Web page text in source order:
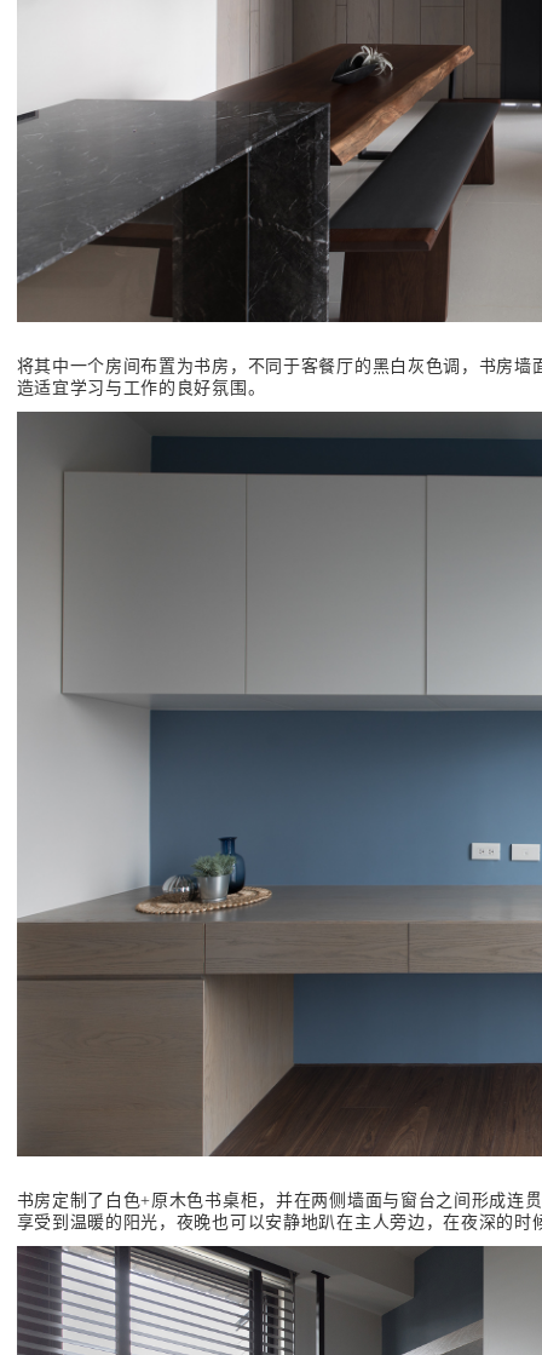
将其中一个房间布置为书房，不同于客餐厅的黑白灰色调，书房
造适宜学习与工作的良好氛围。
书房定制了白色+原木色书桌柜，并在两侧墙面与窗台之间形成连
享受到温暖的阳光，夜晚也可以安静地趴在主人旁边，在夜深的